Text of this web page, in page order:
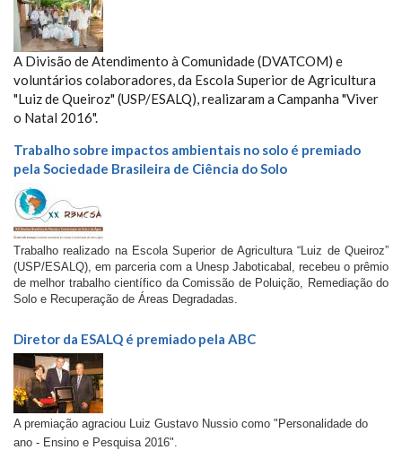
A Divisão de Atendimento à Comunidade (DVATCOM) e
voluntários colaboradores, da Escola Superior de Agricultura
"Luiz de Queiroz" (USP/ESALQ), realizaram a Campanha "Viver
o Natal 2016".
Trabalho sobre impactos ambientais no solo é premiado
pela Sociedade Brasileira de Ciência do Solo
Trabalho realizado na Escola Superior de Agricultura “Luiz de Queiroz”
(USP/ESALQ), em parceria com a Unesp Jaboticabal, recebeu o prêmio
de melhor trabalho científico da Comissão de Poluição, Remediação do
Solo e Recuperação de Áreas Degradadas.
Diretor da ESALQ é premiado pela ABC
A premiação agraciou Luiz Gustavo Nussio como "Personalidade do
ano - Ensino e Pesquisa 2016".